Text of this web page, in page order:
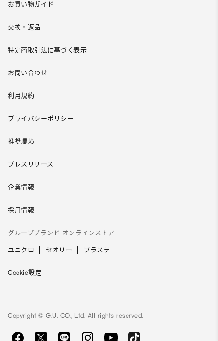
お買い物ガイド
交換・返品
特定商取引法に基づく表示
お問い合わせ
利用規約
プライバシーポリシー
推奨環境
プレスリリース
企業情報
採用情報
グループブランド オンラインストア
ユニクロ セオリー プラステ
Cookie設定
Copyright © G.U. CO., Ltd. All rights reserved.